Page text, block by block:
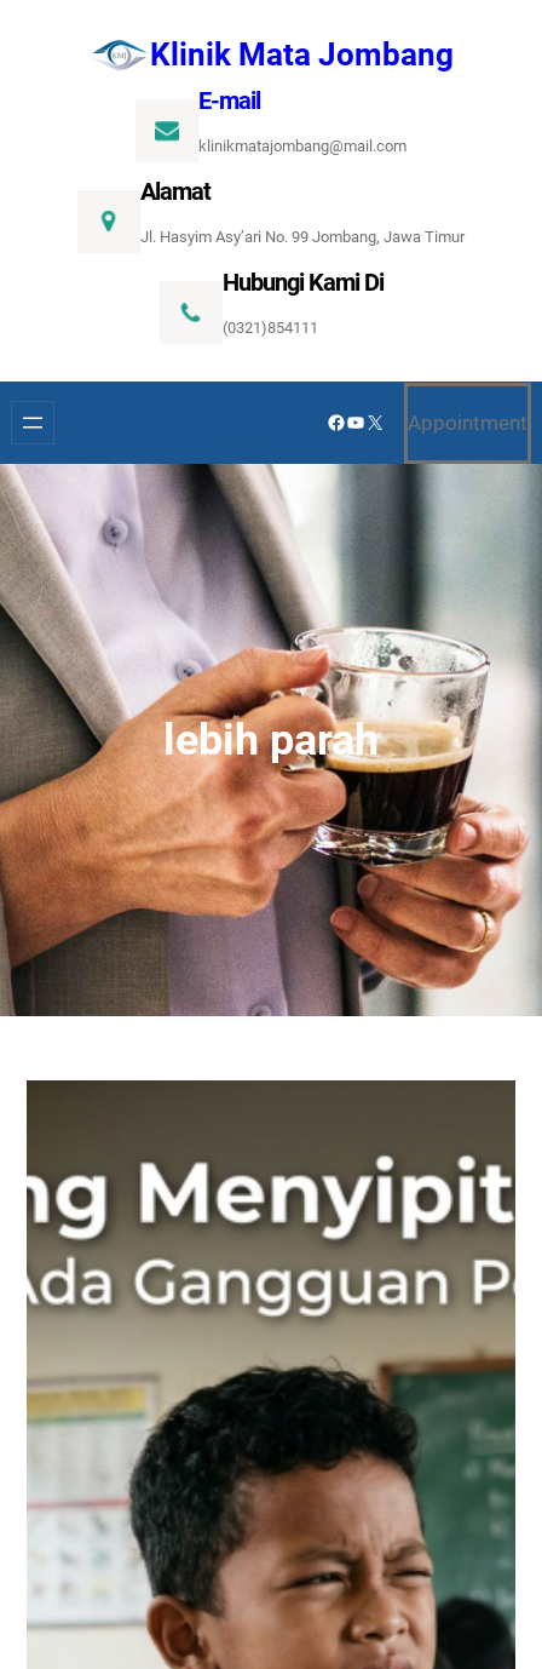
Klinik Mata Jombang
E-mail
klinikmatajombang@mail.com
Alamat
Jl. Hasyim Asy’ari No. 99 Jombang, Jawa Timur
Hubungi Kami Di
(0321)854111
Facebook
YouTube
X Appointment
lebih parah